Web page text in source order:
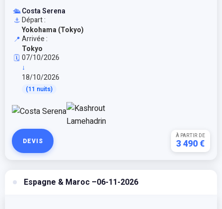
🛳️Costa Serena
⚓Départ :
Yokohama (Tokyo)
📍Arrivée :
Tokyo
🗓️ 07/10/2026
↓
18/10/2026
(11 nuits)
DEVIS
À PARTIR DE
3 490 €
Espagne & Maroc –06-11-2026